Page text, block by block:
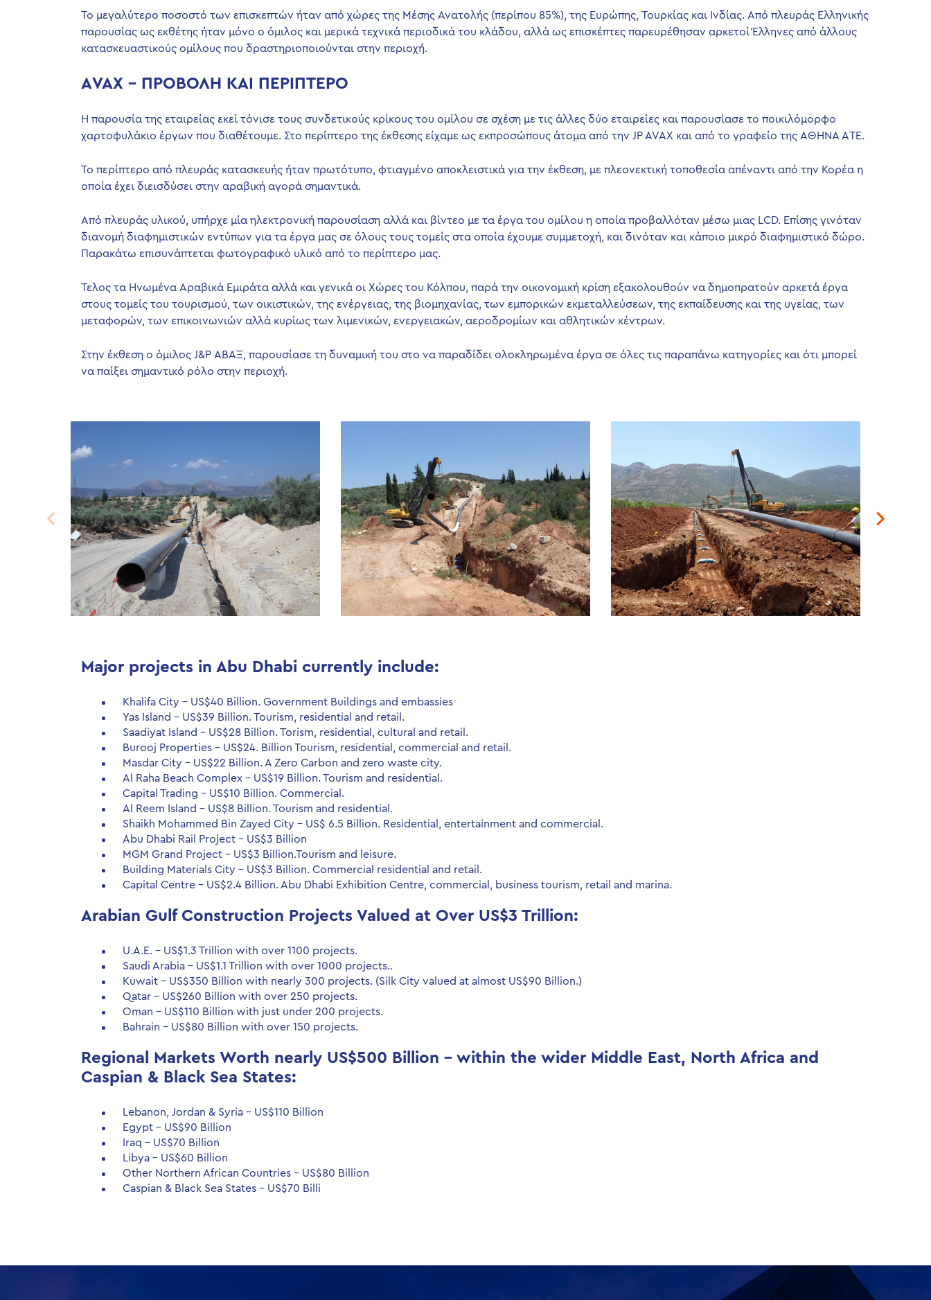
Το μεγαλύτερο ποσοστό των επισκεπτών ήταν από χώρες της Μέσης Ανατολής (περίπου 85%), της Ευρώπης, Τουρκίας και Ινδίας. Από πλευράς Ελληνικής
παρουσίας ως εκθέτης ήταν μόνο ο όμιλος και μερικά τεχνικά περιοδικά του κλάδου, αλλά ως επισκέπτες παρευρέθησαν αρκετοί Έλληνες από άλλους
κατασκευαστικούς ομίλους που δραστηριοποιούνται στην περιοχή.
ΑVAX – ΠΡΟΒΟΛΗ ΚΑΙ ΠΕΡΙΠΤΕΡΟ
Η παρουσία της εταιρείας εκεί τόνισε τους συνδετικούς κρίκους του ομίλου σε σχέση με τις άλλες δύο εταιρείες και παρουσίασε το ποικιλόμορφο
χαρτοφυλάκιο έργων που διαθέτουμε. Στο περίπτερο της έκθεσης είχαμε ως εκπροσώπους άτομα από την JP AVAX και από το γραφείο της ΑΘΗΝΑ ΑTΕ.
Το περίπτερο από πλευράς κατασκευής ήταν πρωτότυπο, φτιαγμένο αποκλειστικά για την έκθεση, με πλεονεκτική τοποθεσία απέναντι από την Κορέα η
οποία έχει διεισδύσει στην αραβική αγορά σημαντικά.
Από πλευράς υλικού, υπήρχε μία ηλεκτρονική παρουσίαση αλλά και βίντεο με τα έργα του ομίλου η οποία προβαλλόταν μέσω μιας LCD. Επίσης γινόταν
διανομή διαφημιστικών εντύπων για τα έργα μας σε όλους τους τομείς στα οποία έχουμε συμμετοχή, και δινόταν και κάποιο μικρό διαφημιστικό δώρο.
Παρακάτω επισυνάπτεται φωτογραφικό υλικό από το περίπτερο μας.
Τελος τα Ηνωμένα Αραβικά Εμιράτα αλλά και γενικά οι Χώρες του Κόλπου, παρά την οικονομική κρίση εξακολουθούν να δημοπρατούν αρκετά έργα
στους τομείς του τουρισμού, των οικιστικών, της ενέργειας, της βιομηχανίας, των εμπορικών εκμεταλλεύσεων, της εκπαίδευσης και της υγείας, των
μεταφορών, των επικοινωνιών αλλά κυρίως των λιμενικών, ενεργειακών, αεροδρομίων και αθλητικών κέντρων.
Στην έκθεση ο όμιλος J&P ΑΒΑΞ, παρουσίασε τη δυναμική του στο να παραδίδει ολοκληρωμένα έργα σε όλες τις παραπάνω κατηγορίες και ότι μπορεί
να παίξει σημαντικό ρόλο στην περιοχή.
Major projects in Abu Dhabi currently include:
Khalifa City – US$40 Billion. Government Buildings and embassies
Yas Island – US$39 Billion. Tourism, residential and retail.
Saadiyat Island – US$28 Billion. Torism, residential, cultural and retail.
Burooj Properties – US$24. Billion Tourism, residential, commercial and retail.
Masdar City – US$22 Billion. A Zero Carbon and zero waste city.
Al Raha Beach Complex – US$19 Billion. Tourism and residential.
Capital Trading – US$10 Billion. Commercial.
Al Reem Island – US$8 Billion. Tourism and residential.
Shaikh Mohammed Bin Zayed City – US$ 6.5 Billion. Residential, entertainment and commercial.
Abu Dhabi Rail Project – US$3 Billion
MGM Grand Project – US$3 Billion.Tourism and leisure.
Building Materials City – US$3 Billion. Commercial residential and retail.
Capital Centre – US$2.4 Billion. Abu Dhabi Exhibition Centre, commercial, business tourism, retail and marina.
Arabian Gulf Construction Projects Valued at Over US$3 Trillion:
U.A.E. – US$1.3 Trillion with over 1100 projects.
Saudi Arabia – US$1.1 Trillion with over 1000 projects..
Kuwait – US$350 Billion with nearly 300 projects. (Silk City valued at almost US$90 Billion.)
Qatar – US$260 Billion with over 250 projects.
Oman – US$110 Billion with just under 200 projects.
Bahrain – US$80 Billion with over 150 projects.
Regional Markets Worth nearly US$500 Billion – within the wider Middle East, North Africa and
Caspian & Black Sea States:
Lebanon, Jordan & Syria – US$110 Billion
Egypt – US$90 Billion
Iraq – US$70 Billion
Libya – US$60 Billion
Other Northern African Countries – US$80 Billion
Caspian & Black Sea States – US$70 Billi